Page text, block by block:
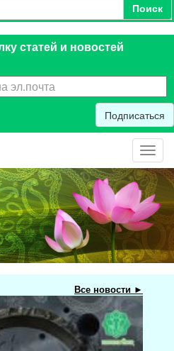
Поиск
Поиск
статей и новостей
Подписаться
Все новости ►